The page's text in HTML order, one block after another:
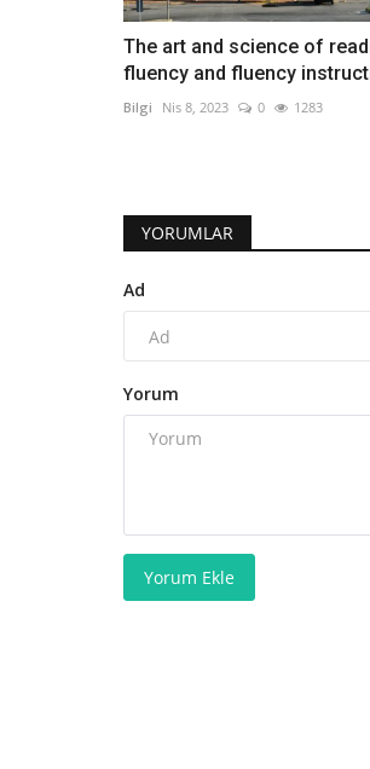
The art and science of
fluency and fluency
Bilgi Nis 8, 2023 0 1283
YORUMLAR
Ad
Yorum
Yorum Ekle